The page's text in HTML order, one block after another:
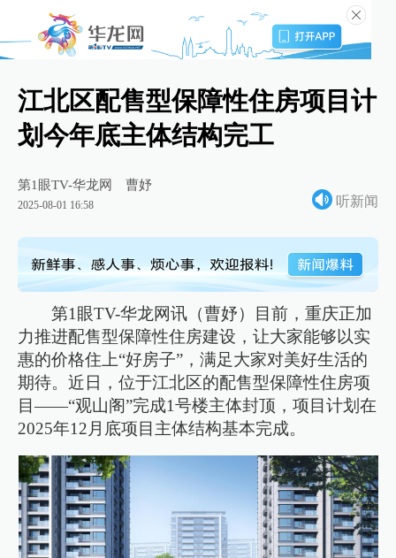
江北区配售型保障性住房项目计
划今年底主体结构完工
第1眼TV-华龙网 曹妤
2025-08-01 16:58 听新闻
第1眼TV-华龙网讯（曹妤）目前，重庆正加
力推进配售型保障性住房建设，让大家能够以实
惠的价格住上“好房子”，满足大家对美好生活的
期待。近日，位于江北区的配售型保障性住房项
目——“观山阁”完成1号楼主体封顶，项目计划在
2025年12月底项目主体结构基本完成。